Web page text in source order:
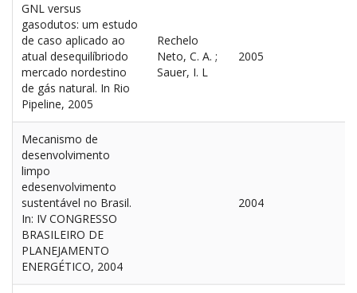
GNL versus
gasodutos: um estudo
de caso aplicado ao
atual desequilíbriodo
mercado nordestino
de gás natural. In Rio
Pipeline, 2005
Rechelo
Neto, C. A. ;
Sauer, I. L
2005
Mecanismo de
desenvolvimento
limpo
edesenvolvimento
sustentável no Brasil.
In: IV CONGRESSO
BRASILEIRO DE
PLANEJAMENTO
ENERGÉTICO, 2004
2004